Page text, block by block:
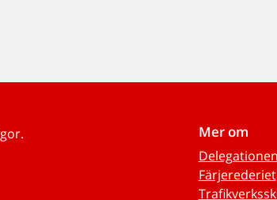
Mer om
Färjerederiet